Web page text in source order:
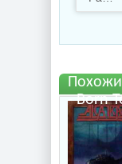
- Born